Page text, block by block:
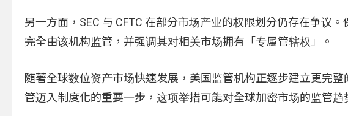
另一方面，SEC 与 CFTC 在部分市场产业的权限划分仍存在争议
完全由该机构监管，并强调其对相关市场拥有「专属管辖权」。
随著全球数位资产市场快速发展，美国监管机构正逐步建立更完
管迈入制度化的重要一步，这项举措可能对全球加密市场的监管趋